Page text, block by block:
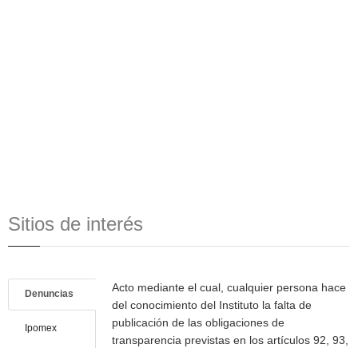
Sitios de interés
Denuncias
Ipomex
Acto mediante el cual, cualquier persona hace
del conocimiento del Instituto la falta de
publicación de las obligaciones de
transparencia previstas en los artículos 92, 93,